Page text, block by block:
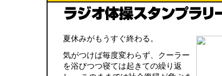
夏休みがもうすぐ終わる。
気がつけば毎度変わらず、クーラー
を浴びつつ寝ては起きての繰り返